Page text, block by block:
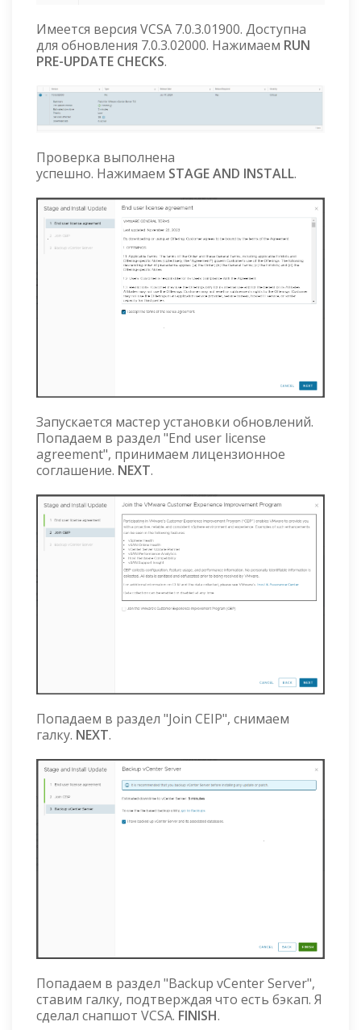
Имеется версия VCSA 7.0.3.01900. Доступна
для обновления 7.0.3.02000. Нажимаем RUN
PRE-UPDATE CHECKS.
Проверка выполнена
успешно. Нажимаем STAGE AND INSTALL.
Запускается мастер установки обновлений.
Попадаем в раздел "End user license
agreement", принимаем лицензионное
соглашение. NEXT.
Попадаем в раздел "Join CEIP", снимаем
галку. NEXT.
Попадаем в раздел "Backup vCenter Server",
ставим галку, подтверждая что есть бэкап. Я
сделал снапшот VCSA. FINISH.